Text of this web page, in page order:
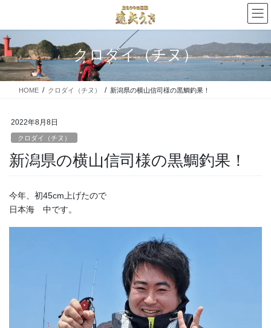
テ
ン
ツ
に
移
ゲ
ー
シ
ョ
ン
クロダイ（チヌ）
HOME クロダイ（チヌ） 新潟県の横山信司様の黒鯛釣果！
2022年8月8日
クロダイ（チヌ）
新潟県の横山信司様の黒鯛釣果！
今年、初45cm上げたので
日本海 中です。